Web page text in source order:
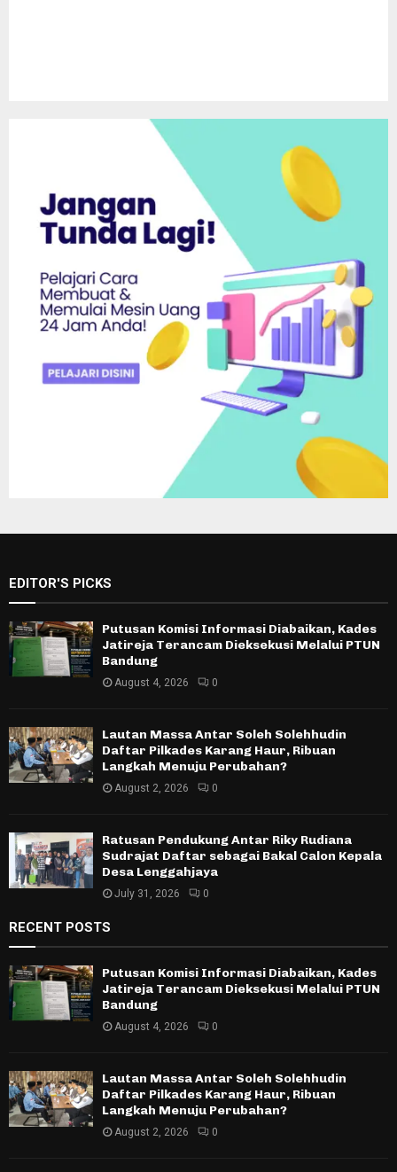
EDITOR'S PICKS
Putusan Komisi Informasi Diabaikan, Kades
Jatireja Terancam Dieksekusi Melalui PTUN
Bandung
August 4, 2026 0
Lautan Massa Antar Soleh Solehhudin
Daftar Pilkades Karang Haur, Ribuan
Langkah Menuju Perubahan?
August 2, 2026 0
Ratusan Pendukung Antar Riky Rudiana
Sudrajat Daftar sebagai Bakal Calon Kepala
Desa Lenggahjaya
July 31, 2026 0
RECENT POSTS
Putusan Komisi Informasi Diabaikan, Kades
Jatireja Terancam Dieksekusi Melalui PTUN
Bandung
August 4, 2026 0
Lautan Massa Antar Soleh Solehhudin
Daftar Pilkades Karang Haur, Ribuan
Langkah Menuju Perubahan?
August 2, 2026 0